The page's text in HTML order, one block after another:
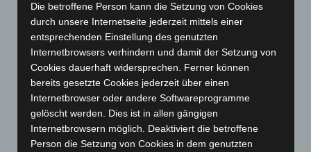
Februar 2024(103)
Januar 2024(111)
Dezember 2023 (130)
November 2023(130)
Oktober 2023(114)
September 2023
(133)
August 2023 (134)
Die betroffene Person kann die Setzung von Cookies
durch unsere Internetseite jederzeit mittels einer
entsprechenden Einstellung des genutzten
Internetbrowsers verhindern und damit der Setzung von
Cookies dauerhaft widersprechen. Ferner können
bereits gesetzte Cookies jederzeit über einen
Internetbrowser oder andere Softwareprogramme
gelöscht werden. Dies ist in allen gängigen
Internetbrowsern möglich. Deaktiviert die betroffene
Person die Setzung von Cookies in dem genutzten